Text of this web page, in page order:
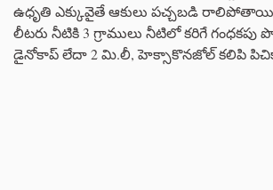
ఉధృతి ఎక్కువైతే ఆకులు పచ్చబడి
లీటరు నీటికి 3 గ్రాములు నీటిలో కరిగే
డైనోకాప్ లేదా 2 మి.లీ, హెక్సాకొనజోల్ కలిపి